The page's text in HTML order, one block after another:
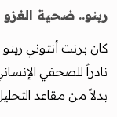
رينو.. ضحية
كان برنت أنتوني
نادراً للصحفي
بدلاً من مقاعد